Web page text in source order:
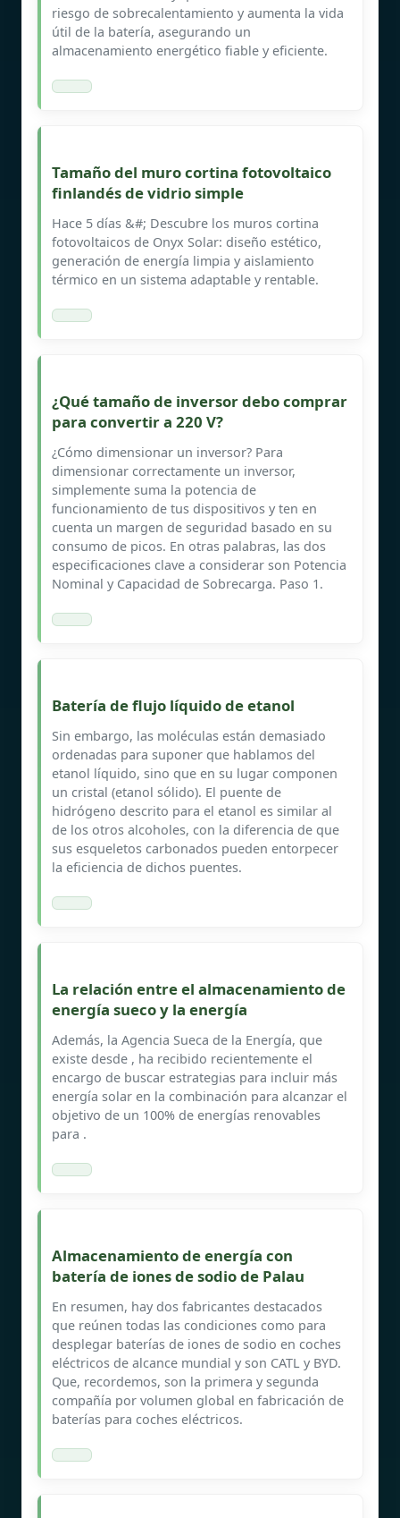
riesgo de sobrecalentamiento y aumenta la vida
útil de la batería, asegurando un
almacenamiento energético fiable y eficiente.
Tamaño del muro cortina fotovoltaico
finlandés de vidrio simple
Hace 5 días &#; Descubre los muros cortina
fotovoltaicos de Onyx Solar: diseño estético,
generación de energía limpia y aislamiento
térmico en un sistema adaptable y rentable.
¿Qué tamaño de inversor debo comprar
para convertir a 220 V?
¿Cómo dimensionar un inversor? Para
dimensionar correctamente un inversor,
simplemente suma la potencia de
funcionamiento de tus dispositivos y ten en
cuenta un margen de seguridad basado en su
consumo de picos. En otras palabras, las dos
especificaciones clave a considerar son Potencia
Nominal y Capacidad de Sobrecarga. Paso 1.
Batería de flujo líquido de etanol
Sin embargo, las moléculas están demasiado
ordenadas para suponer que hablamos del
etanol líquido, sino que en su lugar componen
un cristal (etanol sólido). El puente de
hidrógeno descrito para el etanol es similar al
de los otros alcoholes, con la diferencia de que
sus esqueletos carbonados pueden entorpecer
la eficiencia de dichos puentes.
La relación entre el almacenamiento de
energía sueco y la energía
Además, la Agencia Sueca de la Energía, que
existe desde , ha recibido recientemente el
encargo de buscar estrategias para incluir más
energía solar en la combinación para alcanzar el
objetivo de un 100% de energías renovables
para .
Almacenamiento de energía con
batería de iones de sodio de Palau
En resumen, hay dos fabricantes destacados
que reúnen todas las condiciones como para
desplegar baterías de iones de sodio en coches
eléctricos de alcance mundial y son CATL y BYD.
Que, recordemos, son la primera y segunda
compañía por volumen global en fabricación de
baterías para coches eléctricos.